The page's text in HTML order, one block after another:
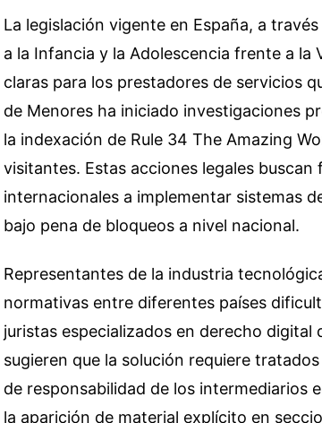
La legislación vigente en España, a
a la Infancia y la Adolescencia frente a la
claras para los prestadores de servicios
de Menores ha iniciado investigaciones
la indexación de Rule 34 The Amazing
visitantes. Estas acciones legales
internacionales a implementar sistemas
bajo pena de bloqueos a nivel nacional.
Representantes de la industria
normativas entre diferentes países
juristas especializados en derecho digital
sugieren que la solución requiere
de responsabilidad de los intermediarios
la aparición de material explícito en